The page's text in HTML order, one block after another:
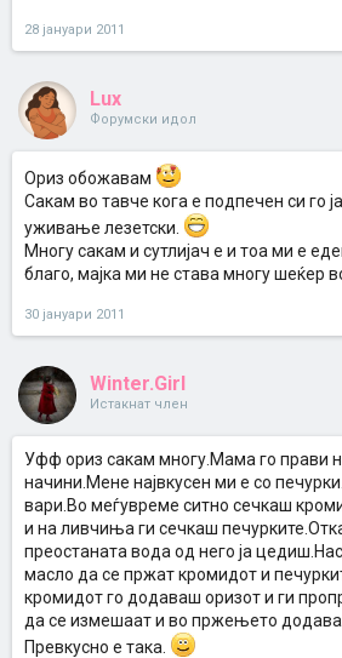
28 јануари 2011
Lux
Форумски идол
Ориз обожавам
Сакам во тавче кога е подпечен си го
уживање лезетски.
Многу сакам и сутлијач е и тоа ми е
благо, мајка ми не става многу шеќер
30 јануари 2011
Winter.Girl
Истакнат член
Уфф ориз сакам многу.Мама го прави
начини.Мене највкусен ми е со
вари.Во меѓувреме ситно сечкаш
и на ливчиња ги сечкаш
преостаната вода од него ја
масло да се пржат кромидот и
кромидот го додаваш оризот и ги
да се измешаат и во пржењето
Превкусно е така.